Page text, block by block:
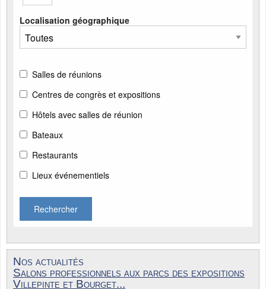
Localisation géographique
Salles de réunions
Centres de congrès et expositions
Hôtels avec salles de réunion
Bateaux
Restaurants
Lieux événementiels
Rechercher
Nos actualités
Salons professionnels aux parcs des expositions
Villepinte et Bourget...